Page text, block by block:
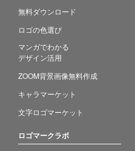
無料ダウンロード
ロゴの色選び
マンガでわかる
デザイン活用
ZOOM背景画像無料作成
キャラマーケット
文字ロゴマーケット
ロゴマークラボ